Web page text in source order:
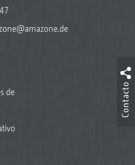
de
Contacto